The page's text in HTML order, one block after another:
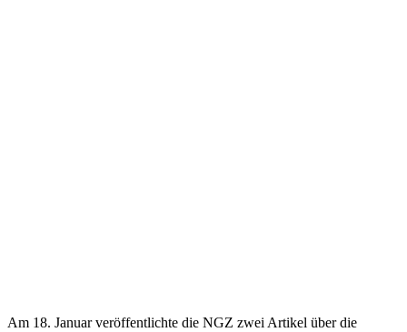
Am 18. Januar veröffentlichte die NGZ zwei Artikel über die